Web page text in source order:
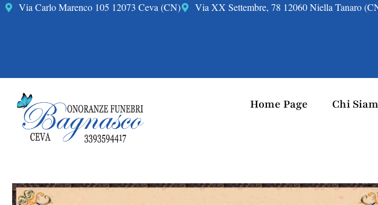
Via Carlo Marenco 105 12073 Ceva (CN) Via XX Settembre, 78 12060 Niella Tanaro
Home Page Chi